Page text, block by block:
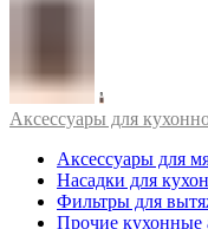
Аксессуары для
Аксессуары для
Насадки для
Фильтры для
Прочие кухонные